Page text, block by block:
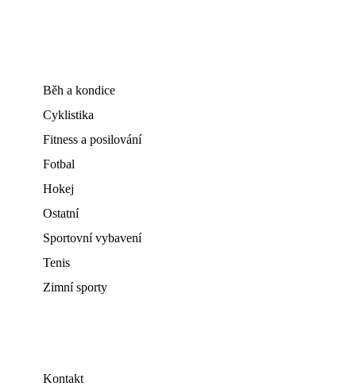
Běh a kondice
Cyklistika
Fitness a posilování
Fotbal
Hokej
Ostatní
Sportovní vybavení
Tenis
Zimní sporty
Kontakt